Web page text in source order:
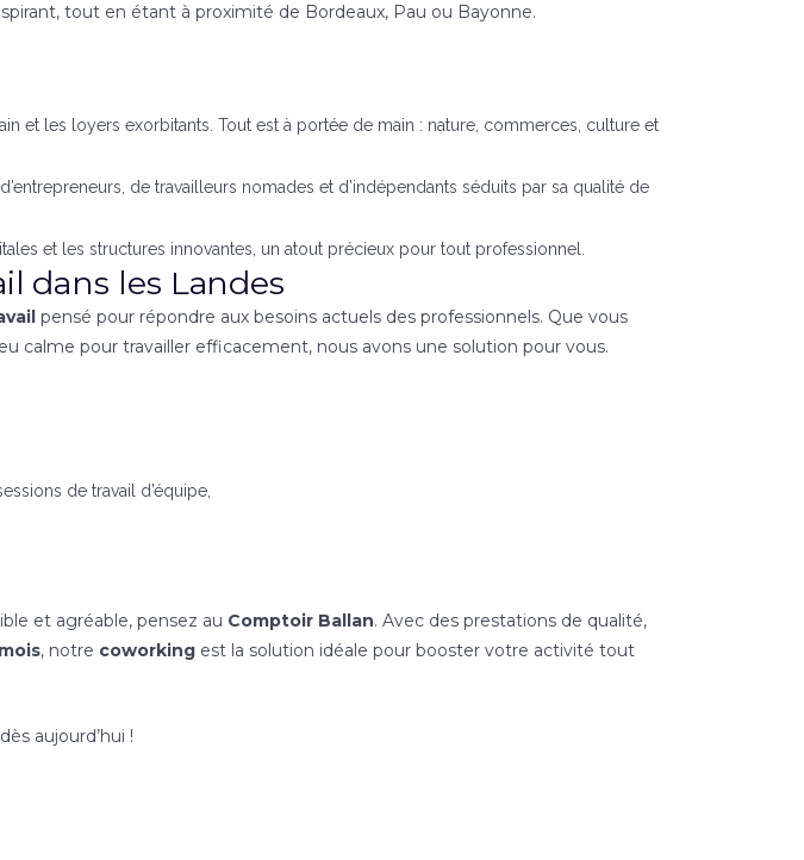
tout en étant à proximité de Bordeaux, Pau ou Bayonne.
et les loyers exorbitants. Tout est à portée de main : nature, commerces, culture et
de travailleurs nomades et d’indépendants séduits par sa qualité de
et les structures innovantes, un atout précieux pour tout professionnel.
dans les Landes
pensé pour répondre aux besoins actuels des professionnels. Que vous
calme pour travailler efficacement, nous avons une solution pour vous.
de travail d’équipe,
et agréable, pensez au Comptoir Ballan. Avec des prestations de qualité,
, notre coworking est la solution idéale pour booster votre activité tout
aujourd’hui !